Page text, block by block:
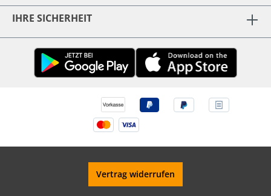
IHRE SICHERHEIT
Vertrag widerrufen